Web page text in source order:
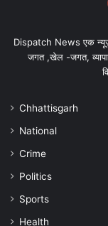
Dispatch News एक न्यूज़
जगत ,खेल -जगत,
Chhattisgarh
National
Crime
Politics
Sports
Health